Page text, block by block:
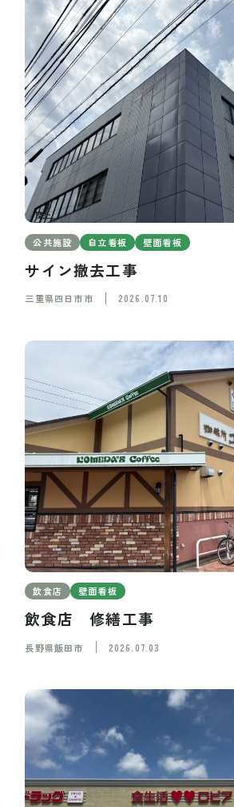
公共施設 自立看板 壁面看板
サイン撤去工事
三重県四日市市 2026.07.10
飲食店 壁面看板
飲食店 修繕工事
長野県飯田市 2026.07.03